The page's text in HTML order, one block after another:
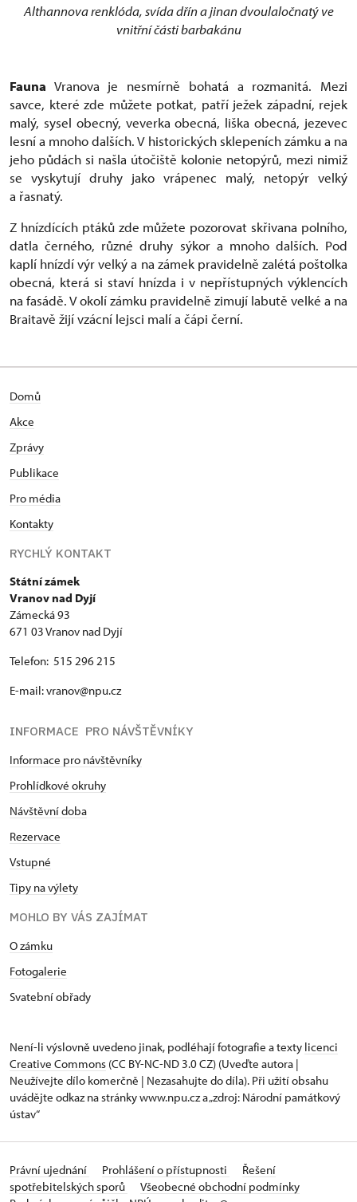
Althannova renklóda, svída dřín a jinan dvoulaločnatý ve
vnitřní části barbakánu
Fauna Vranova je nesmírně bohatá a rozmanitá. Mezi
savce, které zde můžete potkat, patří ježek západní, rejek
malý, sysel obecný, veverka obecná, liška obecná, jezevec
lesní a mnoho dalších. V historických sklepeních zámku a na
jeho půdách si našla útočiště kolonie netopýrů, mezi nimiž
se vyskytují druhy jako vrápenec malý, netopýr velký
a řasnatý.
Z hnízdících ptáků zde můžete pozorovat skřivana polního,
datla černého, různé druhy sýkor a mnoho dalších. Pod
kaplí hnízdí výr velký a na zámek pravidelně zalétá poštolka
obecná, která si staví hnízda i v nepřístupných výklencích
na fasádě. V okolí zámku pravidelně zimují labutě velké a na
Braitavě žijí vzácní lejsci malí a čápi černí.
Domů
Akce
Zprávy
Publikace
Pro média
Kontakty
RYCHLÝ KONTAKT
Státní zámek
Vranov nad Dyjí
Zámecká 93
671 03 Vranov nad Dyjí
Telefon: 515 296 215
E-mail: vranov@npu.cz
INFORMACE PRO NÁVŠTĚVNÍKY
Informace pro návštěvníky
Prohlídkové okruhy
Návštěvní doba
Rezervace
Vstupné
Tipy na výlety
MOHLO BY VÁS ZAJÍMAT
O zámku
Fotogalerie
Svatební obřady
Není-li výslovně uvedeno jinak, podléhají fotografie a texty licenci
Creative Commons (CC BY-NC-ND 3.0 CZ) (Uveďte autora |
Neužívejte dílo komerčně | Nezasahujte do díla). Při užití obsahu
uvádějte odkaz na stránky www.npu.cz a „zdroj: Národní památkový
ústav“
Právní ujednání Prohlášení o přístupnosti
Řešení
spotřebitelských sporů
Všeobecné obchodní podmínky